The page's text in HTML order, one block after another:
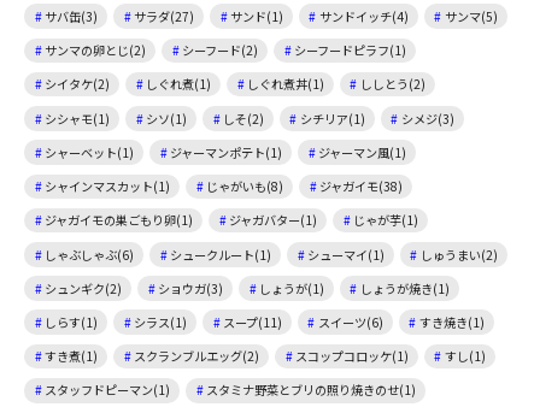
サバ缶(3)
サラダ(27) サンド(1) サンドイッチ(4)
サンマ(5)
サンマの卵とじ(2)
シーフード(2)
シーフードピラフ(1)
シイタケ(2)
しぐれ煮(1) しぐれ煮丼(1)
ししとう(2)
シシャモ(1)
シソ(1) しそ(2) シチリア(1)
シメジ(3)
シャーベット(1)
ジャーマンポテト(1)
ジャーマン風(1)
シャインマスカット(1)
じゃがいも(8)
ジャガイモ(38)
ジャガイモの巣ごもり卵(1)
ジャガバター(1)
じゃが芋(1)
しゃぶしゃぶ(6)
シュークルート(1) シューマイ(1)
しゅうまい(2)
シュンギク(2)
ショウガ(3) しょうが(1)
しょうが焼き(1)
しらす(1)
シラス(1) スープ(11) スイーツ(6)
すき焼き(1)
すき煮(1)
スクランブルエッグ(2) スコップコロッケ(1)
すし(1)
スタッフドピーマン(1)
スタミナ野菜とブリの照り焼きのせ(1)